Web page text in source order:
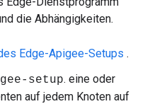
die Abhängigkeiten.
Edge-Apigee-Setups .
setup. eine oder
auf jedem Knoten auf